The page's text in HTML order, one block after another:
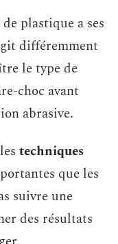
plastique a ses
différemment
le type de
choc avant
abrasive.
techniques
que les
suivre une
des résultats